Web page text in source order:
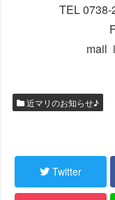
TEL 0738-
mail
近マリのお知らせ♪
Twitter